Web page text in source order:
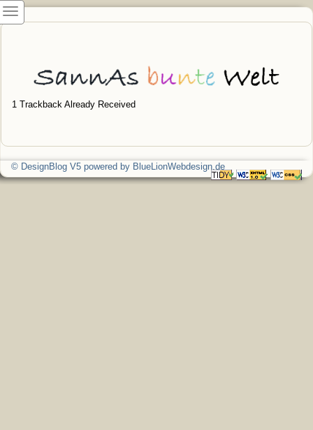
1 Trackback Already Received
© DesignBlog V5 powered by BlueLionWebdesign.de